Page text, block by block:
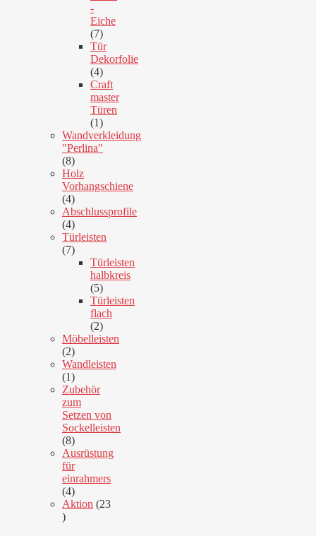
-
Eiche
77
Produkte
Tür
Dekorfolie
44
Produkte
Craft
master
Türen
11
Produkt
Wandverkleidung
"Perlina"
88
Produkte
Holz
Vorhangschiene
44
Produkte
Abschlussprofile
44
Produkte
Türleisten
77
Produkte
Türleisten
halbkreis
55
Produkte
Türleisten
flach
22
Produkte
Möbelleisten
22
Produkte
Wandleisten
11
Produkt
Zubehör
zum
Setzen von
Sockelleisten
88
Produkte
Ausrüstung
für
einrahmers
44
Produkte
Aktion 23
23